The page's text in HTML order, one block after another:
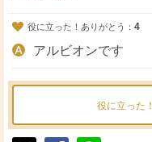
役に立った！ありがとう： 4
アルビオンです
役に立った！